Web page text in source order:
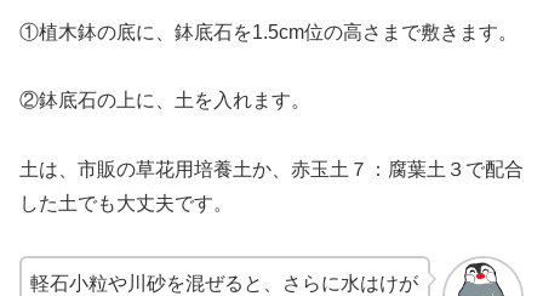
①植木鉢の底に、鉢底石を1.5cm位の高さまで敷きます。
②鉢底石の上に、土を入れます。
土は、市販の草花用培養土か、赤玉土７：腐葉土３で配合
した土でも大丈夫です。
軽石小粒や川砂を混ぜると、さらに水はけが